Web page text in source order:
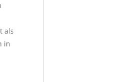
als
in